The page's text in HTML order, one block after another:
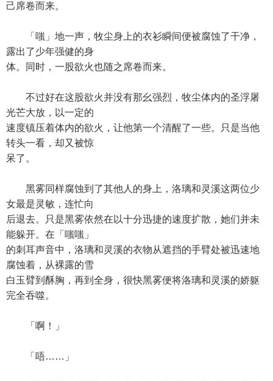
己席卷而来。
「嗤」地一声，牧尘身上的衣衫瞬间便被腐蚀了干净，
露出了少年强健的身
体。同时，一股欲火也随之席卷而来。
不过好在这股欲火并没有那幺强烈，牧尘体内的圣浮屠
光芒大放，以一定的
速度镇压着体内的欲火，让他第一个清醒了一些。只是当他
转头一看，却又被惊
呆了。
黑雾同样腐蚀到了其他人的身上，洛璃和灵溪这两位少
女最是灵敏，连忙向
后退去。只是黑雾依然在以十分迅捷的速度扩散，她们并未
能躲开。在「嗤嗤」
的刺耳声音中，洛璃和灵溪的衣物从遮挡的手臂处被迅速地
腐蚀着，从裸露的雪
白玉臂到酥胸，再到全身，很快黑雾便将洛璃和灵溪的娇躯
完全吞噬。
「啊！」
「唔……」